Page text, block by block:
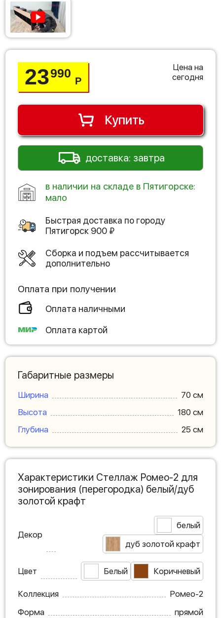
23990
Р
Цена на
сегодня
Купить
доставка: завтра
в наличии на складе в Пятигорске:
мало
Быстрая доставка по городу
Пятигорск 900 ₽
Сборка и подъем рассчитывается
дополнительно
Оплата при получении
Оплата наличными
Оплата картой
Габаритные размеры
Ширина
70 см
Высота
180 см
Глубина
25 см
Характеристики Стеллаж Ромео-2 для
зонирования (перегородка) белый/дуб
золотой крафт
Декор
белый
дуб золотой крафт
Цвет Белый Коричневый
Коллекция
Ромео-2
Форма
прямой